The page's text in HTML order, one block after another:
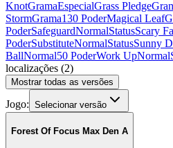
KnotGramaEspecialGrass Pledge
StormGrama130 PoderMagical Leaf
PoderSafeguardNormalStatusScary
PoderSubstituteNormalStatusSunny
BallNormal50 PoderWork UpNormal
localizações (2)
Mostrar todas as versões
Jogo: Selecionar versão
Forest Of Focus Max Den A